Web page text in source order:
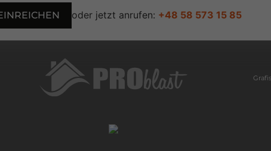
oder jetzt anrufen: +48 58 573 15 85